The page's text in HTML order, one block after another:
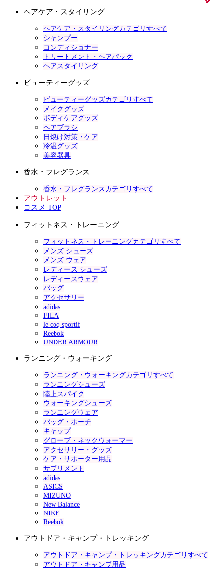
ヘアケア・スタイリング
ヘアケア・スタイリングカテゴリすべて
シャンプー
コンディショナー
トリートメント・ヘアパック
ヘアスタイリング
ビューティーグッズ
ビューティーグッズカテゴリすべて
メイクグッズ
ボディケアグッズ
ヘアブラシ
日焼け対策・ケア
冷温グッズ
美容器具
香水・フレグランス
香水・フレグランスカテゴリすべて
アウトレット
コスメ TOP
フィットネス・トレーニング
フィットネス・トレーニングカテゴリすべて
メンズ シューズ
メンズ ウェア
レディース シューズ
レディースウェア
バッグ
アクセサリー
adidas
FILA
le coq sportif
Reebok
UNDER ARMOUR
ランニング・ウォーキング
ランニング・ウォーキングカテゴリすべて
ランニングシューズ
陸上スパイク
ウォーキングシューズ
ランニングウェア
バッグ・ポーチ
キャップ
グローブ・ネックウォーマー
アクセサリー・グッズ
ケア・サポーター用品
サプリメント
adidas
ASICS
MIZUNO
New Balance
NIKE
Reebok
アウトドア・キャンプ・トレッキング
アウトドア・キャンプ・トレッキングカテゴリすべて
アウトドア・キャンプ用品